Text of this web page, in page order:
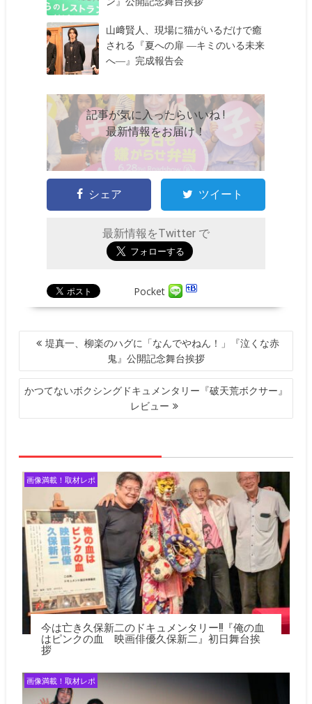
山﨑賢人、現場に猫がいるだけで癒
される『夏への扉 ―キミのいる未来
へ―』完成報告会
記事が気に入ったらいいね !
最新情報をお届け！
シェア ツイート
最新情報をTwitter で
Pocket
投
ナ
ビ
ゲ
ー
ン
堤真一、柳楽のハグに「なんでやねん！」『泣くな赤
鬼』公開記念舞台挨拶
かつてないボクシングドキュメンタリー『破天荒ボクサー』
レビュー
画像満載！取材レポ
今は亡き久保新二のドキュメンタリー!!『俺の血
はピンクの血 映画俳優久保新二』初日舞台挨
拶
画像満載！取材レポ